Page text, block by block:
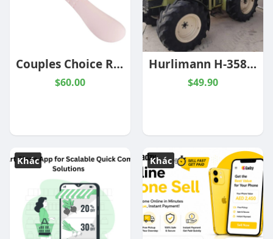
Couples Choice Rechargeable Couples Vibrator for Shared Pleasure
$60.00
Hurlimann H-358-4 Club Parts Catalog Manual Best PDF
$49.90
Khác Khác